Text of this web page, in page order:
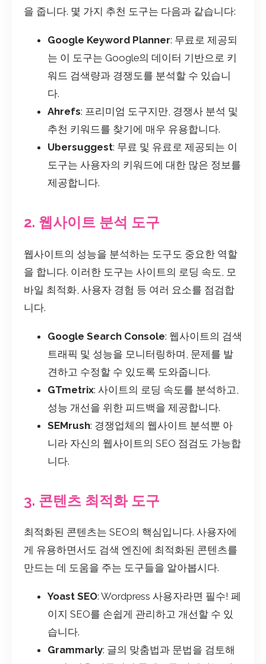
을 줍니다. 몇 가지 추천 도구는 다음과 같습니다:
Google Keyword Planner: 무료로 제공되
는 이 도구는 Google의 데이터 기반으로 키
워드 검색량과 경쟁도를 분석할 수 있습니
다.
Ahrefs: 프리미엄 도구지만, 경쟁사 분석 및
추천 키워드를 찾기에 매우 유용합니다.
Ubersuggest: 무료 및 유료로 제공되는 이
도구는 사용자의 키워드에 대한 많은 정보를
제공합니다.
2. 웹사이트 분석 도구
웹사이트의 성능을 분석하는 도구도 중요한 역할
을 합니다. 이러한 도구는 사이트의 로딩 속도, 모
바일 최적화, 사용자 경험 등 여러 요소를 점검합
니다.
Google Search Console: 웹사이트의 검색
트래픽 및 성능을 모니터링하며, 문제를 발
견하고 수정할 수 있도록 도와줍니다.
GTmetrix: 사이트의 로딩 속도를 분석하고,
성능 개선을 위한 피드백을 제공합니다.
SEMrush: 경쟁업체의 웹사이트 분석뿐 아
니라 자신의 웹사이트의 SEO 점검도 가능합
니다.
3. 콘텐츠 최적화 도구
최적화된 콘텐츠는 SEO의 핵심입니다. 사용자에
게 유용하면서도 검색 엔진에 최적화된 콘텐츠를
만드는 데 도움을 주는 도구들을 알아봅시다.
Yoast SEO: Wordpress 사용자라면 필수! 페
이지 SEO를 손쉽게 관리하고 개선할 수 있
습니다.
Grammarly: 글의 맞춤법과 문법을 검토해